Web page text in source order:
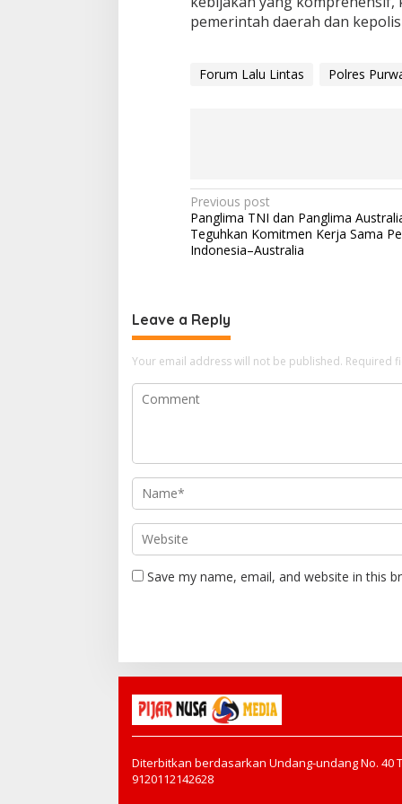
pemerintah daerah dan
Forum Lalu Lintas Polres
Post
navigation
Previous post
Panglima TNI dan Panglima
Teguhkan Komitmen Kerja Sama
Indonesia–Australia
Leave a Reply
Your email address will not be published. Required
Save my name, email, and website in this
Diterbitkan berdasarkan Undang-undang No. 40
9120112142628